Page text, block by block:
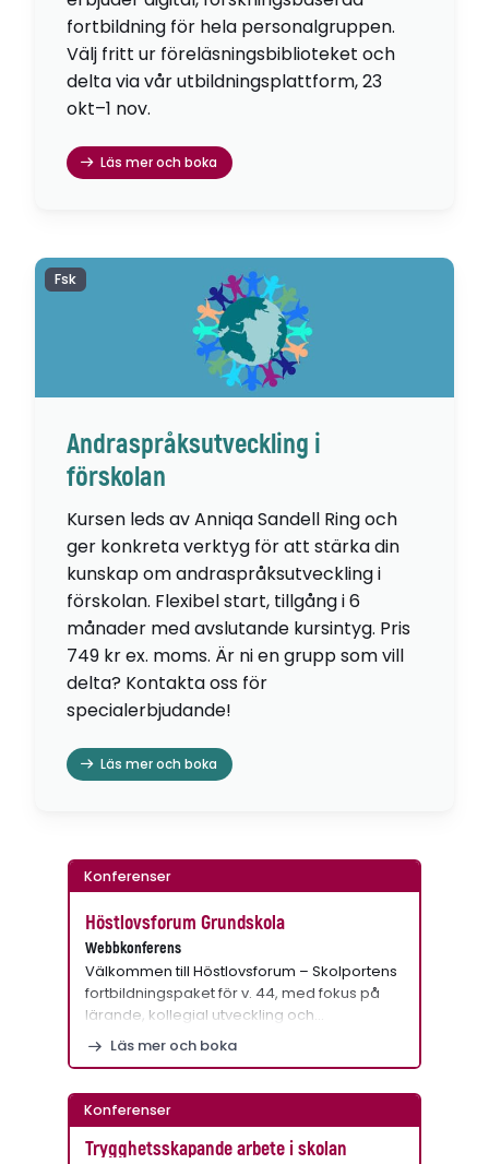
fortbildning för hela personalgruppen.
Välj fritt ur föreläsningsbiblioteket och
delta via vår utbildningsplattform, 23
okt–1 nov.
Läs mer och boka
Andraspråksutveckling i
förskolan
Kursen leds av Anniqa Sandell Ring och
ger konkreta verktyg för att stärka din
kunskap om andraspråksutveckling i
förskolan. Flexibel start, tillgång i 6
månader med avslutande kursintyg. Pris
749 kr ex. moms. Är ni en grupp som vill
delta? Kontakta oss för
specialerbjudande!
Läs mer och boka
Fsk
Konferenser
Höstlovsforum Grundskola
Webbkonferens
Välkommen till Höstlovsforum – Skolportens
fortbildningspaket för v. 44, med fokus på
lärande, kollegial utveckling och…
Läs mer och boka
Konferenser
Trygghetsskapande arbete i skolan